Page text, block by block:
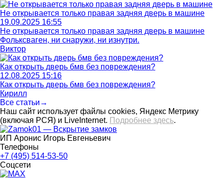
Не открывается только правая задняя дверь в машине
19.09.2025 16:55
Не открывается только правая задняя дверь в машине
Фольксваген, ни снаружи, ни изнутри.
Виктор
Как открыть дверь бмв без повреждения?
12.08.2025 15:16
Как открыть дверь бмв без повреждения?
Кирилл
Все статьи→
Наш сайт использует файлы cookies, Яндекс Метрику
(включая РСЯ) и LiveInternet. Подробнее здесь.
ИП Аронис Игорь Евгеньевич
Телефоны
+7 (495) 514-53-50
Соцсети